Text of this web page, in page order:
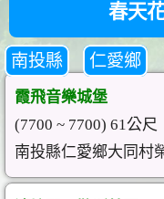
春天
南投縣 仁愛鄉
霞飛音樂城堡
(7700 ~ 7700) 61公尺
南投縣仁愛鄉大同村